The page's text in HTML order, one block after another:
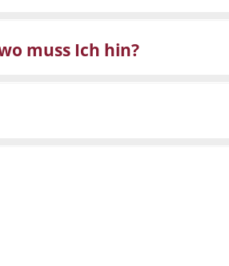
muss Ich hin?